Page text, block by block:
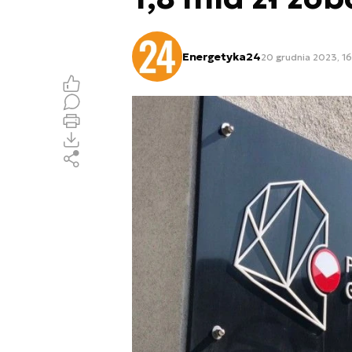
Energetyka2420 grudnia 2023,